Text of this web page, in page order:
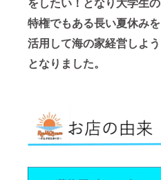
特権でもある長い夏休みを
活用して海の家経営しよう
となりました。